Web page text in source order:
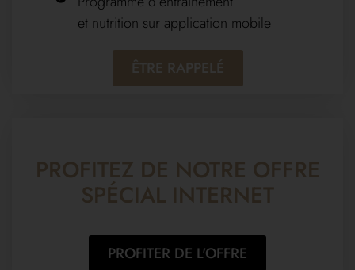
et nutrition sur application mobile
ÊTRE RAPPELÉ
PROFITEZ DE NOTRE OFFRE
SPÉCIAL INTERNET
PROFITER DE L'OFFRE